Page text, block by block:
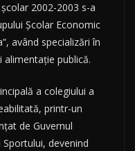
2002-2003 s-a
Şcolar Economic
având specializări în
publică.
a colegiului a
printr-un
de Guvernul
devenind